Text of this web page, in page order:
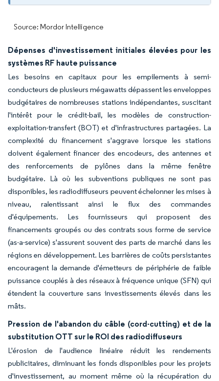
Source: Mordor Intelligence
Dépenses d'investissement initiales élevées pour les
systèmes RF haute puissance
Les besoins en capitaux pour les empilements à semi-
conducteurs de plusieurs mégawatts dépassent les enveloppes
budgétaires de nombreuses stations indépendantes, suscitant
l'intérêt pour le crédit-bail, les modèles de construction-
exploitation-transfert (BOT) et d'infrastructures partagées. La
complexité du financement s'aggrave lorsque les stations
doivent également financer des encodeurs, des antennes et
des renforcements de pylônes dans la même fenêtre
budgétaire. Là où les subventions publiques ne sont pas
disponibles, les radiodiffuseurs peuvent échelonner les mises à
niveau, ralentissant ainsi le flux des commandes
d'équipements. Les fournisseurs qui proposent des
financements groupés ou des contrats sous forme de service
(as-a-service) s'assurent souvent des parts de marché dans les
régions en développement. Les barrières de coûts persistantes
encouragent la demande d'émetteurs de périphérie de faible
puissance couplés à des réseaux à fréquence unique (SFN) qui
étendent la couverture sans investissements élevés dans les
mâts.
Pression de l'abandon du câble (cord-cutting) et de la
substitution OTT sur le ROI des radiodiffuseurs
L'érosion de l'audience linéaire réduit les rendements
publicitaires, diminuant les fonds disponibles pour les projets
d'investissement, au moment même où la récupération du